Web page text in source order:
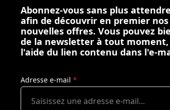
Abonnez-vous sans plus
afin de découvrir en premier
nouvelles offres. Vous pouvez
de la newsletter à tout
l'aide du lien contenu dans l'e-
Adresse e-mail *